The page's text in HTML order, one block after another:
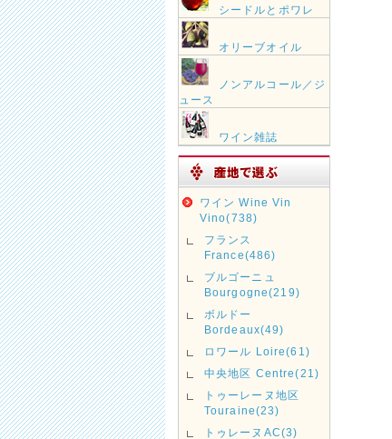
シードルとポワレ
オリーブオイル
ノンアルコール／ジ
ュース
ワイン雑誌
ワイン Wine Vin
Vino(738)
フランス
France(486)
ブルゴーニュ
Bourgogne(219)
ボルドー
Bordeaux(49)
ロワール Loire(61)
中央地区 Centre(21)
トゥーレーヌ地区
Touraine(23)
トゥレーヌAC(3)